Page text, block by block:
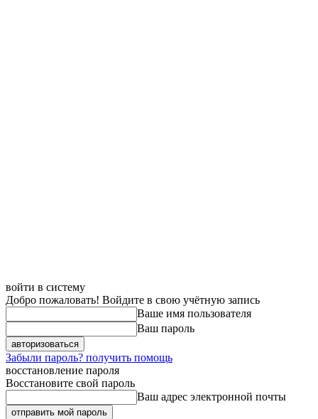
войти в систему
Добро пожаловать! Войдите в свою учётную запись
Ваше имя пользователя
Ваш пароль
Забыли пароль? получить помощь
восстановление пароля
Восстановите свой пароль
Ваш адрес электронной почты